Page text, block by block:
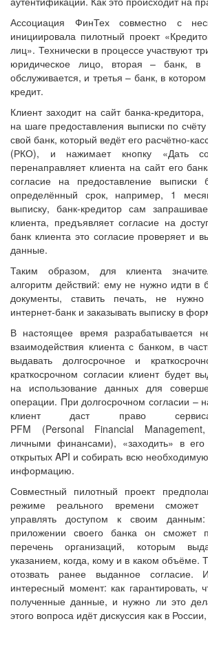
Ассоциация ФинТех совместно с
инициировала пилотный проект
лиц». Технически в процессе участвуют
юридическое лицо, вторая – банк, в
обслуживается, и третья – банк, в
кредит.
Клиент заходит на сайт банка-
на шаге предоставления выписки по
свой банк, который ведёт его расчётно-
(РКО), и нажимает кнопку «Дать
перенаправляет клиента на сайт его
согласие на предоставление выписки
определённый срок, например, 1
выписку, банк-кредитор сам
клиента, предъявляет согласие на
банк клиента это согласие проверяет и
данные.
Таким образом, для клиента
алгоритм действий: ему не нужно идти в
документы, ставить печать, не
интернет-банк и заказывать выписку в
В настоящее время разрабатывается
взаимодействия клиента с банком, в
выдавать долгосрочное и
краткосрочном согласии клиент будет
на использование данных для
операции. При долгосрочном согласии –
клиент даст право
PFM (Personal Financial
личными финансами), «заходить» в
открытых API и собирать всю
информацию.
Совместный пилотный проект
режиме реального времени сможет
управлять доступом к своим
приложении своего банка он сможет
перечень организаций, которым
указанием, когда, кому и в каком объёме.
отозвать ранее выданное согласие.
интересный момент: как гарантировать,
полученные данные, и нужно ли это
этого вопроса идёт дискуссия как в